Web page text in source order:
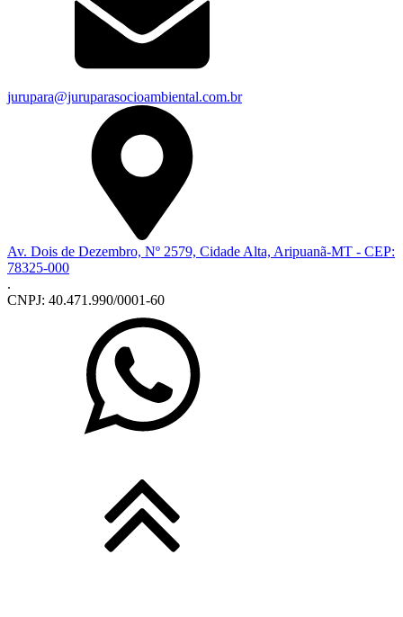
jurupara@juruparasocioambiental.com.br
Av. Dois de Dezembro, Nº 2579, Cidade Alta, Aripuanã-MT - CEP:
78325-000
.
CNPJ: 40.471.990/0001-60